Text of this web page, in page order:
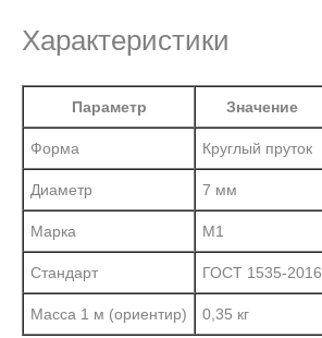
Характеристики
Параметр Значение
Форма Круглый пруток
Диаметр 7 мм
Марка М1
Стандарт ГОСТ 1535-2016
Масса 1 м (ориентир) 0,35 кг